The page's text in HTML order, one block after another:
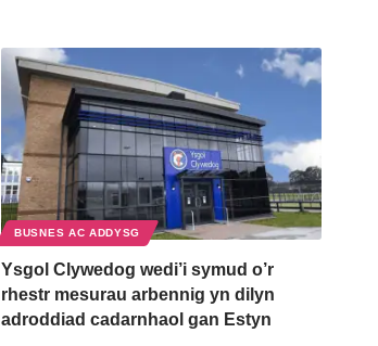
BUSNES AC ADDYSG
Ysgol Clywedog wedi’i symud o’r
rhestr mesurau arbennig yn dilyn
adroddiad cadarnhaol gan Estyn